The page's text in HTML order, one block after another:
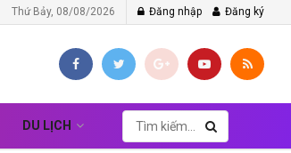
Thứ Bảy, 08/08/2026 Đăng nhập Đăng ký
DU LỊCH